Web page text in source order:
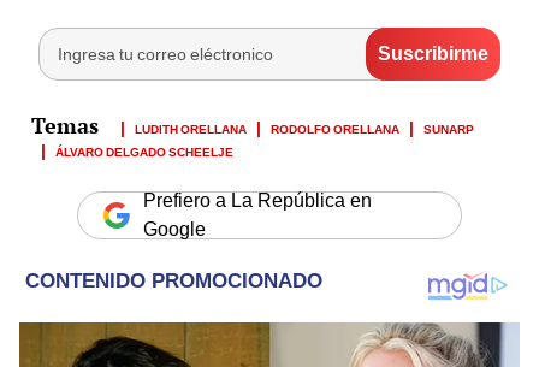
LUDITH ORELLANA RODOLFO ORELLANA
SUNARP
ÁLVARO DELGADO SCHEELJE
Prefiero a La República en
Google